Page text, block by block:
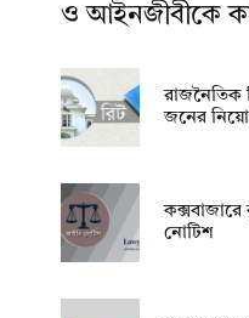
ও আইনজীবীকে
রাজনৈতিক
জনের
কক্সবাজারে
নোটিশ